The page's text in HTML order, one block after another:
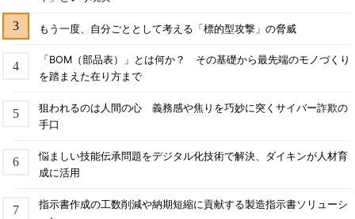
もう一度、自分ごととして考える「標的型攻撃」の脅威
「BOM（部品表）」とは何か？ その基礎から最先端のモノづくり
を踏まえた在り方まで
狙われるのは人間の心 義務感や焦りを巧妙に突くサイバー詐欺の
手口
悩ましい技能伝承問題をデジタル化技術で解決、ダイキンが人材育
成に活用
指示書作成の工数削減や納期短縮に貢献する製造指示書ソリューシ